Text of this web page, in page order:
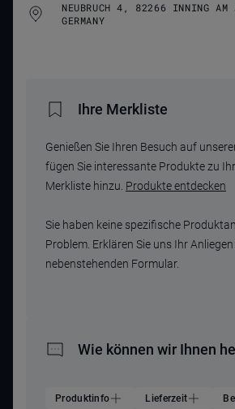
NEUBRUCH 4, 82266 INNING AM
GERMANY
Ihre Merkliste
Genießen Sie Ihren Besuch auf
fügen Sie interessante Produkte zu
Merkliste hinzu. Produkte entdecken
Sie haben keine spezifische
Problem. Erklären Sie uns Ihr
nebenstehenden Formular.
Wie können wir Ihnen
Produktinfo Lieferzeit